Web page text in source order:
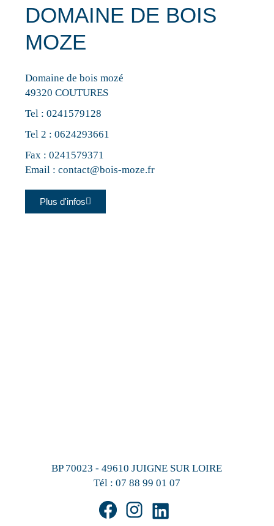
DOMAINE DE BOIS
MOZE
Domaine de bois mozé
49320 COUTURES
Tel :0241579128
Tel 2 :0624293661
Fax : 0241579371
Email :contact@bois-moze.fr
Plus d'infos
BP 70023 - 49610 JUIGNE SUR LOIRE
Tél : 07 88 99 01 07